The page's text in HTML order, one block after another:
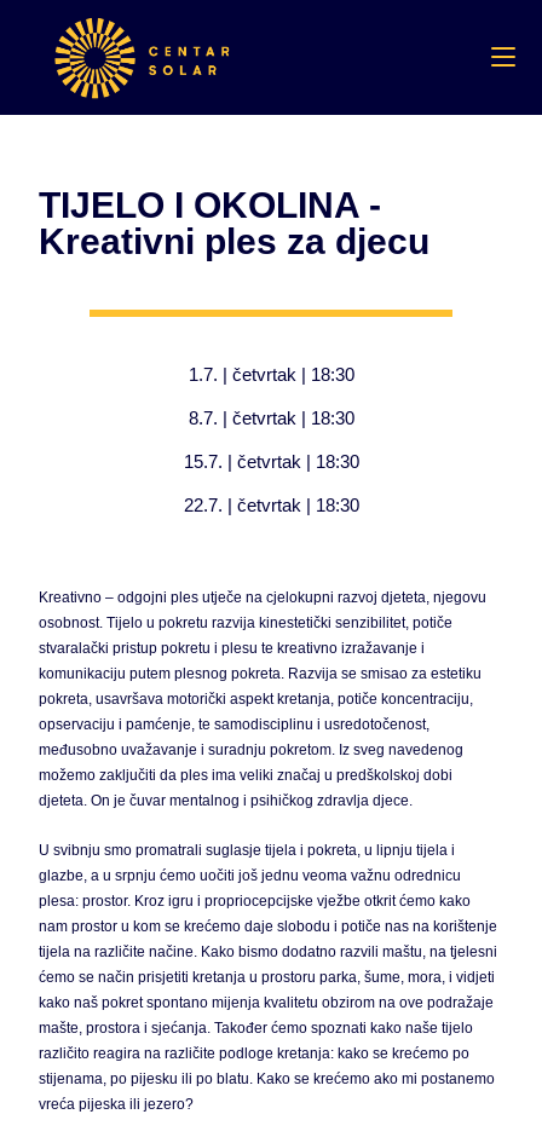
TIJELO I OKOLINA -
Kreativni ples za djecu
1.7. | četvrtak | 18:30
8.7. | četvrtak | 18:30
15.7. | četvrtak | 18:30
22.7. | četvrtak | 18:30
Kreativno – odgojni ples utječe na cjelokupni razvoj djeteta, njegovu
osobnost. Tijelo u pokretu razvija kinestetički senzibilitet, potiče
stvaralački pristup pokretu i plesu te kreativno izražavanje i
komunikaciju putem plesnog pokreta. Razvija se smisao za estetiku
pokreta, usavršava motorički aspekt kretanja, potiče koncentraciju,
opservaciju i pamćenje, te samodisciplinu i usredotočenost,
međusobno uvažavanje i suradnju pokretom. Iz sveg navedenog
možemo zaključiti da ples ima veliki značaj u predškolskoj dobi
djeteta. On je čuvar mentalnog i psihičkog zdravlja djece.
U svibnju smo promatrali suglasje tijela i pokreta, u lipnju tijela i
glazbe, a u srpnju ćemo uočiti još jednu veoma važnu odrednicu
plesa: prostor. Kroz igru i propriocepcijske vježbe otkrit ćemo kako
nam prostor u kom se krećemo daje slobodu i potiče nas na korištenje
tijela na različite načine. Kako bismo dodatno razvili maštu, na tjelesni
ćemo se način prisjetiti kretanja u prostoru parka, šume, mora, i vidjeti
kako naš pokret spontano mijenja kvalitetu obzirom na ove podražaje
mašte, prostora i sjećanja. Također ćemo spoznati kako naše tijelo
različito reagira na različite podloge kretanja: kako se krećemo po
stijenama, po pijesku ili po blatu. Kako se krećemo ako mi postanemo
vreća pijeska ili jezero?